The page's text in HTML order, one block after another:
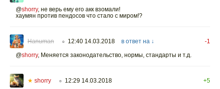
@shorry, не верь ему его акк взомали!
хаумян против пендосов что стало с миром!?
Hanuman ○ 12:40 14.03.2018 в ответ на ↓
-1
@shorry, Меняется законодательство, нормы, стандарты и т.д.
★ shorry ○ 12:29 14.03.2018
+5